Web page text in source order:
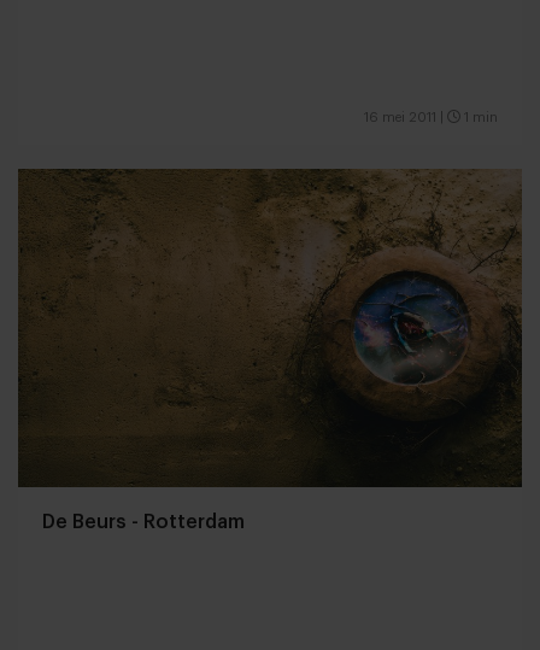
16 mei 2011 1 min
De Beurs - Rotterdam